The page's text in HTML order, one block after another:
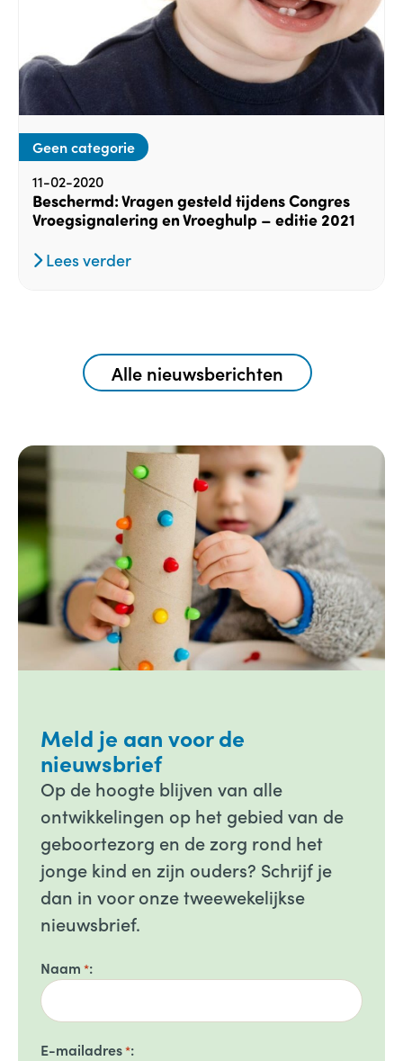
Geen categorie
11-02-2020
Beschermd: Vragen gesteld tijdens Congres
Vroegsignalering en Vroeghulp – editie 2021
Lees verder
Alle nieuwsberichten
Meld je aan voor de
nieuwsbrief
Op de hoogte blijven van alle
ontwikkelingen op het gebied van de
geboortezorg en de zorg rond het
jonge kind en zijn ouders? Schrijf je
dan in voor onze tweewekelijkse
nieuwsbrief.
Naam *
E-mailadres*